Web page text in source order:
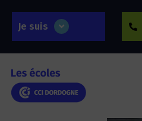
Je suis